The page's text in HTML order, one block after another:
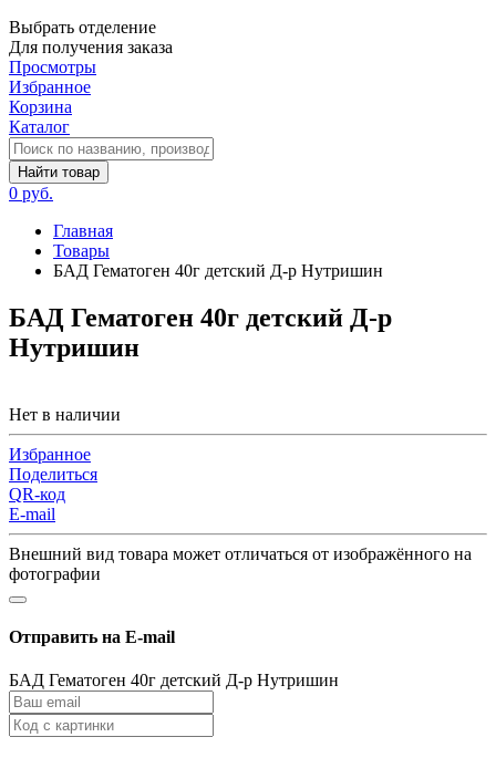
Выбрать отделение
Для получения заказа
Просмотры
Избранное
Корзина
Каталог
Найти товар
0 руб.
Главная
Товары
БАД Гематоген 40г детский Д-р Нутришин
БАД Гематоген 40г детский Д-р
Нутришин
Нет в наличии
Избранное
Поделиться
QR-код
E-mail
Внешний вид товара может отличаться от изображённого на
фотографии
Отправить на E-mail
БАД Гематоген 40г детский Д-р Нутришин